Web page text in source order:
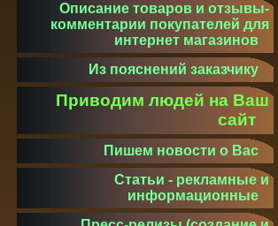
Описание товаров и отзывы-
комментарии покупателей для
интернет магазинов
Из пояснений заказчику
Приводим людей на Ваш
сайт
Пишем новости о Вас
Статьи - рекламные и
информационные